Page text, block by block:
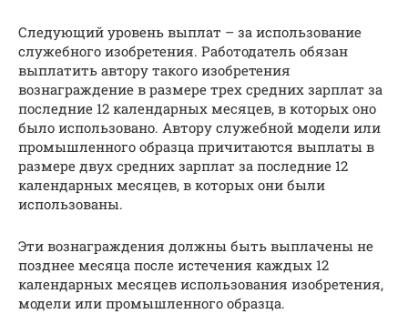
Следующий уровень выплат – за использование
служебного изобретения. Работодатель обязан
выплатить автору такого изобретения
вознаграждение в размере трех средних зарплат за
последние 12 календарных месяцев, в которых оно
было использовано. Автору служебной модели или
промышленного образца причитаются выплаты в
размере двух средних зарплат за последние 12
календарных месяцев, в которых они были
использованы.
Эти вознаграждения должны быть выплачены не
позднее месяца после истечения каждых 12
календарных месяцев использования изобретения,
модели или промышленного образца.